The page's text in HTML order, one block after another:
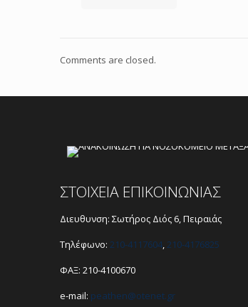
Comments are closed.
ΣΤΟΙΧΕΙΑ ΕΠΙΚΟΙΝΩΝΙΑΣ
Διευθυνση: Σωτήρος Διός 6, Πειραιάς
Τηλέφωνο: 210-4117604,210-4176825
ΦΑΞ: 210-4100670
e-mail: peathen@otenet.gr